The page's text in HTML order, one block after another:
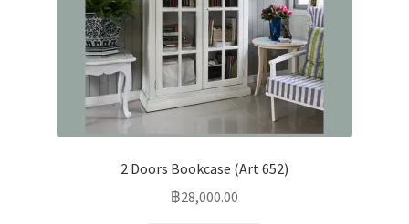
2 Doors Bookcase (Art 652)
฿28,000.00